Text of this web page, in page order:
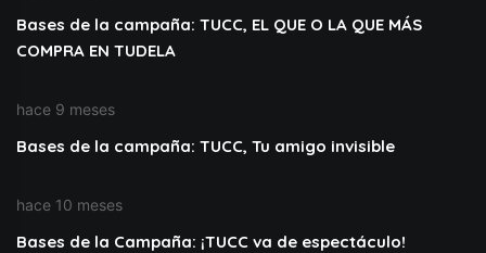
Bases de la campaña: TUCC, EL QUE O LA QUE MÁS
COMPRA EN TUDELA
hace 9 meses
Bases de la campaña: TUCC, Tu amigo invisible
hace 10 meses
Bases de la Campaña: ¡TUCC va de espectáculo!